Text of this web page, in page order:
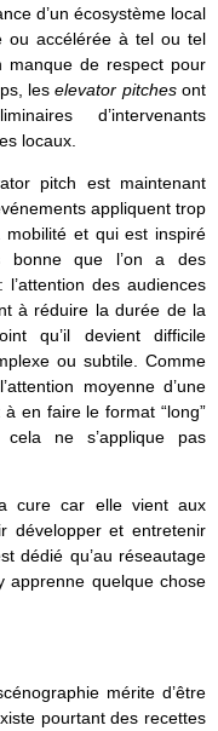
d’un écosystème local
ou accélérée à tel ou tel
manque de respect pour
leselevator pitchesont
d’intervenants
locaux.
pitch est maintenant
appliquent trop
et qui est inspiré
bonne que l’on a des
des audiences
à réduire la durée de la
qu’il devient difficile
ou subtile. Comme
moyenne d’une
en faire le format “long”
cela ne s’applique pas
cure car elle vient aux
développer et entretenir
dédié qu’au réseautage
apprenne quelque chose
mérite d’être
pourtant des recettes